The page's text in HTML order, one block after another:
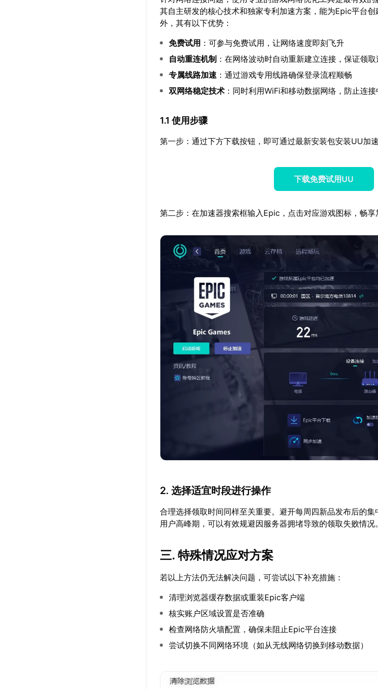
其自主研发的核心技术和独家专利加速方案，能为Epic平台
外，其有以下优势：
免费试用 ：可参与免费试用，让网络速度即刻飞升
自动重连机制 ：在网络波动时自动重新建立连接，保证领
专属线路加速 ：通过游戏专用线路确保登录流程顺畅
双网络稳定技术 ：同时利用WiFi和移动数据网络，防止连
1.1 使用步骤
第一步：通过下方下载按钮，即可通过最新安装包安装UU加速
下载免费试用UU
第二步：在加速器搜索框输入Epic，点击对应游戏图标，畅享
2. 选择适宜时段进行操作
合理选择领取时间同样至关重要。避开每周四新品发布后的
用户高峰期，可以有效规避因服务器拥堵导致的领取失败情况。
三. 特殊情况应对方案
若以上方法仍无法解决问题，可尝试以下补充措施：
清理浏览器缓存数据或重装Epic客户端
核实账户区域设置是否准确
检查网络防火墙配置，确保未阻止Epic平台连接
尝试切换不同网络环境（如从无线网络切换到移动数据）